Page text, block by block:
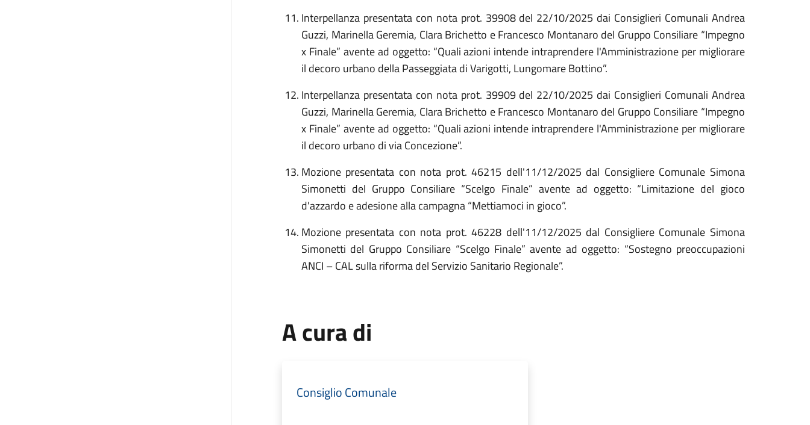
Interpellanza presentata con nota prot. 39908 del 22/10/2025 dai Consiglieri Comunali Andrea
Guzzi, Marinella Geremia, Clara Brichetto e Francesco Montanaro del Gruppo Consiliare “Impegno
x Finale” avente ad oggetto: “Quali azioni intende intraprendere l'Amministrazione per migliorare
il decoro urbano della Passeggiata di Varigotti, Lungomare Bottino”.
Interpellanza presentata con nota prot. 39909 del 22/10/2025 dai Consiglieri Comunali Andrea
Guzzi, Marinella Geremia, Clara Brichetto e Francesco Montanaro del Gruppo Consiliare “Impegno
x Finale” avente ad oggetto: “Quali azioni intende intraprendere l'Amministrazione per migliorare
il decoro urbano di via Concezione”.
Mozione presentata con nota prot. 46215 dell'11/12/2025 dal Consigliere Comunale Simona
Simonetti del Gruppo Consiliare “Scelgo Finale” avente ad oggetto: “Limitazione del gioco
d'azzardo e adesione alla campagna “Mettiamoci in gioco”.
Mozione presentata con nota prot. 46228 dell'11/12/2025 dal Consigliere Comunale Simona
Simonetti del Gruppo Consiliare “Scelgo Finale” avente ad oggetto: “Sostegno preoccupazioni
ANCI – CAL sulla riforma del Servizio Sanitario Regionale”.
A cura di
Consiglio Comunale